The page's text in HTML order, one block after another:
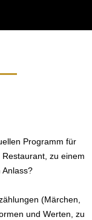
Programm für
zu einem
(Märchen,
und Werten, zu